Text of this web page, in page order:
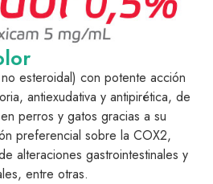
esteroidal) con potente acción
antiexudativa y antipirética, de
perros y gatos gracias a su
preferencial sobre la COX2,
alteraciones gastrointestinales y
entre otras.